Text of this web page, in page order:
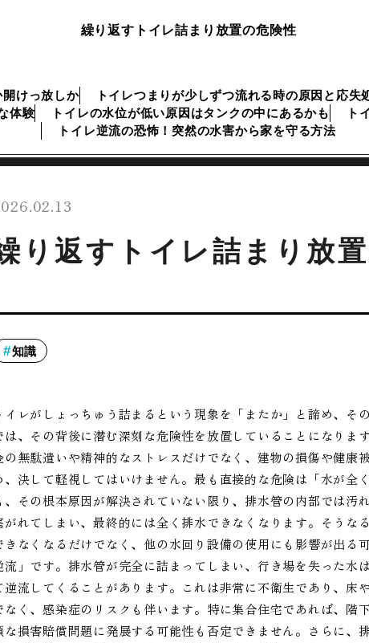
繰り返すトイレ詰まり放置の危険性
けっ放しか トイレつまりが少しずつ流れる時の原因と応失
体験
トイレの水位が低い原因はタンクの中にあるかも
ト
トイレ逆流の恐怖！突然の水害から家を守る方法
り返すトイレ詰まり放
知識
イレがしょっちゅう詰まるという現象を「またか」と諦め、
は、その背後に潜む深刻な危険性を放置していることになりま
の無駄遣いや精神的なストレスだけでなく、建物の損傷や健康
、決して軽視してはいけません。最も直接的な危険は「水が全
、その根本原因が解決されていない限り、排水管の内部では汚
がれてしまい、最終的には全く排水できなくなります。そうな
きなくなるだけでなく、他の水回り設備の使用にも影響が出る
流」です。排水管が完全に詰まってしまい、行き場を失った水
逆流してくることがあります。これは非常に不衛生であり、床
なく、感染症のリスクも伴います。特に集合住宅であれば、階
な損害賠償問題に発展する可能性も否定できません。さらに、